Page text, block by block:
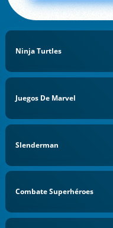
Ninja Turtles
Juegos De Marvel
Slenderman
Combate Superhéroes